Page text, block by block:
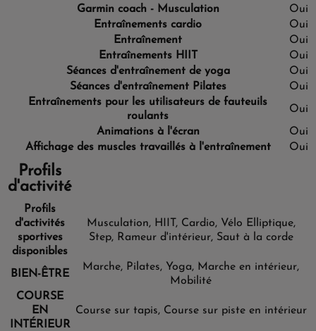
Garmin coach - Musculation
Oui
Entraînements cardio
Oui
Entraînement
Oui
Entraînements HIIT
Oui
Séances d'entraînement de yoga
Oui
Séances d'entraînement Pilates
Oui
Entraînements pour les utilisateurs de fauteuils
roulants
Oui
Animations à l'écran
Oui
Affichage des muscles travaillés à l'entraînement
Oui
Profils
d'activité
Profils
d'activités
sportives
disponibles
Musculation, HIIT, Cardio, Vélo Elliptique,
Step, Rameur d'intérieur, Saut à la corde
BIEN-ÊTRE
Marche, Pilates, Yoga, Marche en intérieur,
Mobilité
COURSE
EN
INTÉRIEUR
Course sur tapis, Course sur piste en intérieur